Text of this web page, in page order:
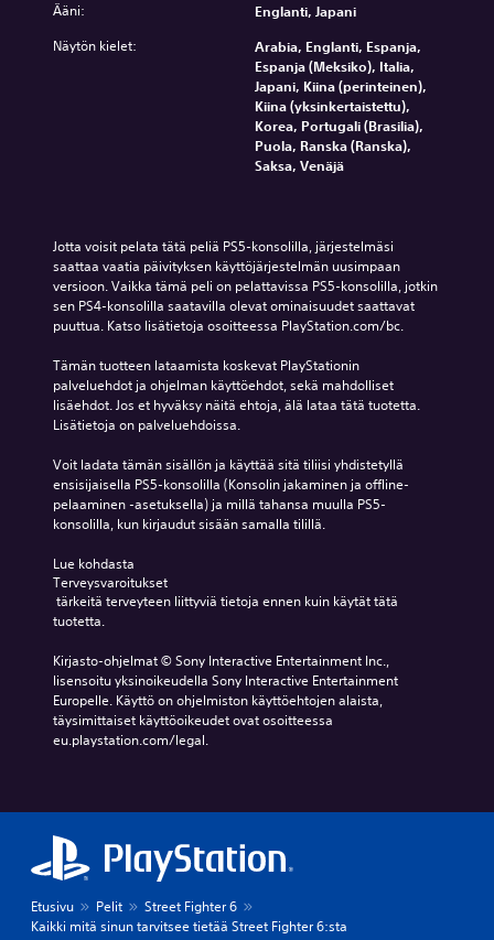
Ääni: Englanti, Japani
Näytön kielet:
Arabia, Englanti, Espanja,
Espanja (Meksiko), Italia,
Japani, Kiina (perinteinen),
Kiina (yksinkertaistettu),
Korea, Portugali (Brasilia),
Puola, Ranska (Ranska),
Saksa, Venäjä
Jotta voisit pelata tätä peliä PS5-konsolilla, järjestelmäsi
saattaa vaatia päivityksen käyttöjärjestelmän uusimpaan
versioon. Vaikka tämä peli on pelattavissa PS5-konsolilla, jotkin
sen PS4-konsolilla saatavilla olevat ominaisuudet saattavat
puuttua. Katso lisätietoja osoitteessa PlayStation.com/bc.
Tämän tuotteen lataamista koskevat PlayStationin
palveluehdot ja ohjelman käyttöehdot, sekä mahdolliset
lisäehdot. Jos et hyväksy näitä ehtoja, älä lataa tätä tuotetta.
Lisätietoja on palveluehdoissa.
Voit ladata tämän sisällön ja käyttää sitä tiliisi yhdistetyllä
ensisijaisella PS5-konsolilla (Konsolin jakaminen ja offline-
pelaaminen -asetuksella) ja millä tahansa muulla PS5-
konsolilla, kun kirjaudut sisään samalla tilillä.
Lue kohdasta
Terveysvaroitukset
tuotetta.
Kirjasto-ohjelmat © Sony Interactive Entertainment Inc.,
lisensoitu yksinoikeudella Sony Interactive Entertainment
Europelle. Käyttö on ohjelmiston käyttöehtojen alaista,
täysimittaiset käyttöoikeudet ovat osoitteessa
eu.playstation.com/legal.
Etusivu Pelit
Street Fighter 6
Kaikki mitä sinun tarvitsee tietää Street Fighter 6:sta